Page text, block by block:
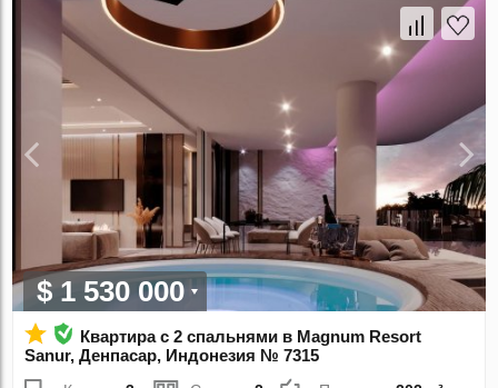
$ 1 530 000
Квартира с 2 спальнями в Magnum Resort
Sanur, Денпасар, Индонезия № 7315